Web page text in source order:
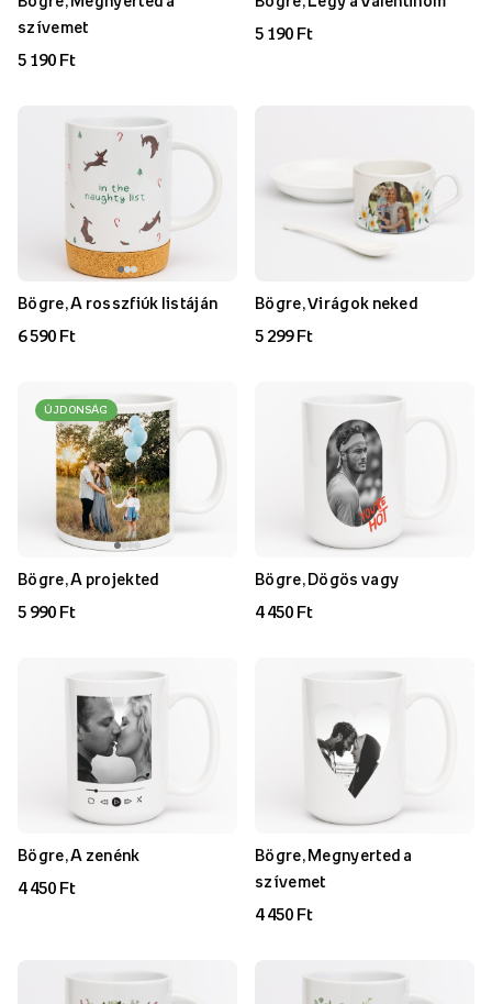
szívemet
5 190 Ft
5 190 Ft
Bögre, A rosszfiúk listáján
6 590 Ft
Bögre, Virágok neked
5 299 Ft
ÚJDONSÁG
Bögre, A projekted
5 990 Ft
Bögre, Dögös vagy
4 450 Ft
Bögre, A zenénk
4 450 Ft
Bögre, Megnyerted a
szívemet
4 450 Ft